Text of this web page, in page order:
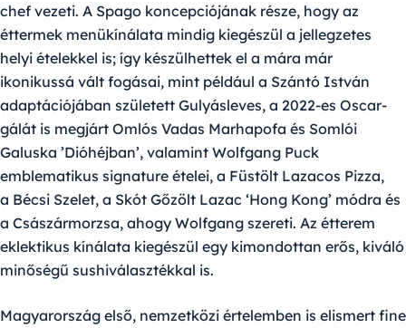
chef vezeti. A Spago koncepciójának része, hogy az
éttermek menükínálata mindig kiegészül a jellegzetes
helyi ételekkel is; így készülhettek el a mára már
ikonikussá vált fogásai, mint például a Szántó István
adaptációjában született Gulyásleves, a 2022-es Oscar-
gálát is megjárt Omlós Vadas Marhapofa és Somlói
Galuska ’Dióhéjban’, valamint Wolfgang Puck
emblematikus signature ételei, a Füstölt Lazacos Pizza,
a Bécsi Szelet, a Skót Gőzölt Lazac ‘Hong Kong’ módra és
a Császármorzsa, ahogy Wolfgang szereti. Az étterem
eklektikus kínálata kiegészül egy kimondottan erős, kiváló
minőségű sushiválasztékkal is.
Magyarország első, nemzetközi értelemben is elismert fine